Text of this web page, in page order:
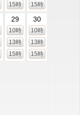
15時
15時
29
10時
13時
15時
30
10時
13時
15時